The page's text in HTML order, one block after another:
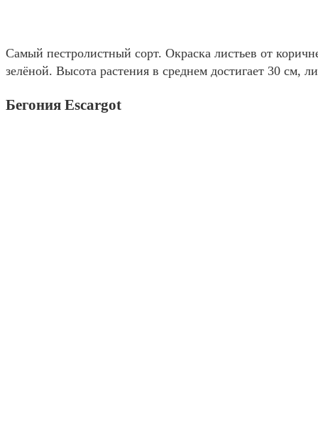
Самый пестролистный сорт. Окраска листьев от
зелёной. Высота растения в среднем достигает 30 см,
Бегония Escargot